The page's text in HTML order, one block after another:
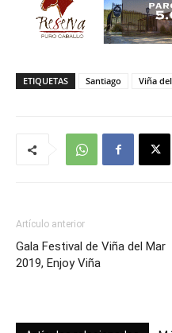
ETIQUETAS Santiago Viña
Artículo anterior
Gala Festival de Viña del Mar
2019, Enjoy Viña